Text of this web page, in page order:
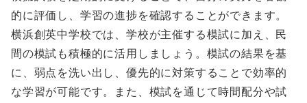
的に評価し、学習の進捗を確認することができます。
横浜創英中学校では、学校が主催する模試に加え、民
間の模試も積極的に活用しましょう。模試の結果を基
に、弱点を洗い出し、優先的に対策することで効率的
な学習が可能です。また、模試を通じて時間配分や試